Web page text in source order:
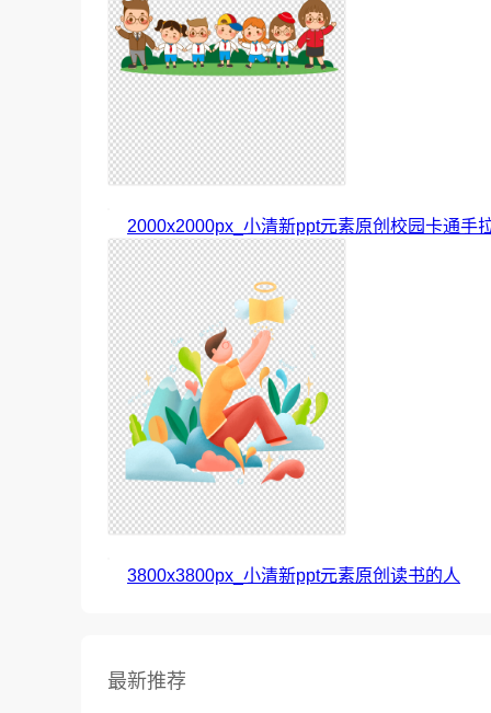
2000x2000px_小清新ppt元素原创校园卡通手
3800x3800px_小清新ppt元素原创读书的人
最新推荐